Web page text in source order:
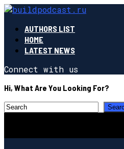
AUTHORS LIST
HOME
LATEST NEWS
Connect with us
Hi, What Are You Looking For?